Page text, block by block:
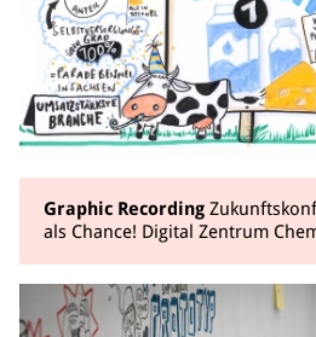
Graphic Recording
als Chance! Digital Zentrum